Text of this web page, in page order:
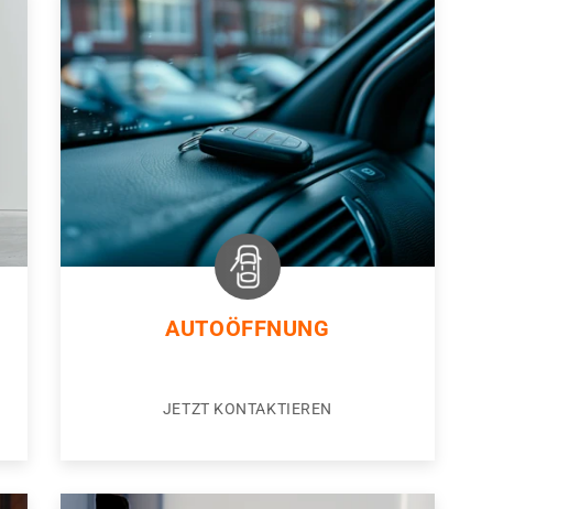
AUTOÖFFNUNG
JETZT KONTAKTIEREN